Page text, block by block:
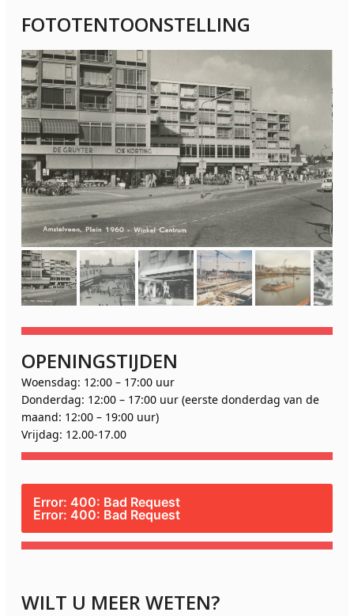
FOTOTENTOONSTELLING
OPENINGSTIJDEN
Woensdag: 12:00 – 17:00 uur
Donderdag: 12:00 – 17:00 uur (eerste donderdag van de
maand: 12:00 – 19:00 uur)
Vrijdag: 12.00-17.00
Error: 400: Bad Request
Error: 400: Bad Request
WILT U MEER WETEN?